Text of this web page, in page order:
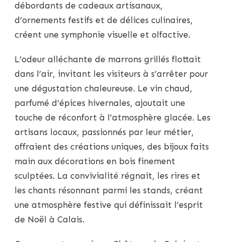
débordants de cadeaux artisanaux,
d’ornements festifs et de délices culinaires,
créent une symphonie visuelle et olfactive.
L’odeur alléchante de marrons grillés flottait
dans l’air, invitant les visiteurs à s’arrêter pour
une dégustation chaleureuse. Le vin chaud,
parfumé d’épices hivernales, ajoutait une
touche de réconfort à l’atmosphère glacée. Les
artisans locaux, passionnés par leur métier,
offraient des créations uniques, des bijoux faits
main aux décorations en bois finement
sculptées. La convivialité régnait, les rires et
les chants résonnant parmi les stands, créant
une atmosphère festive qui définissait l’esprit
de Noël à Calais.